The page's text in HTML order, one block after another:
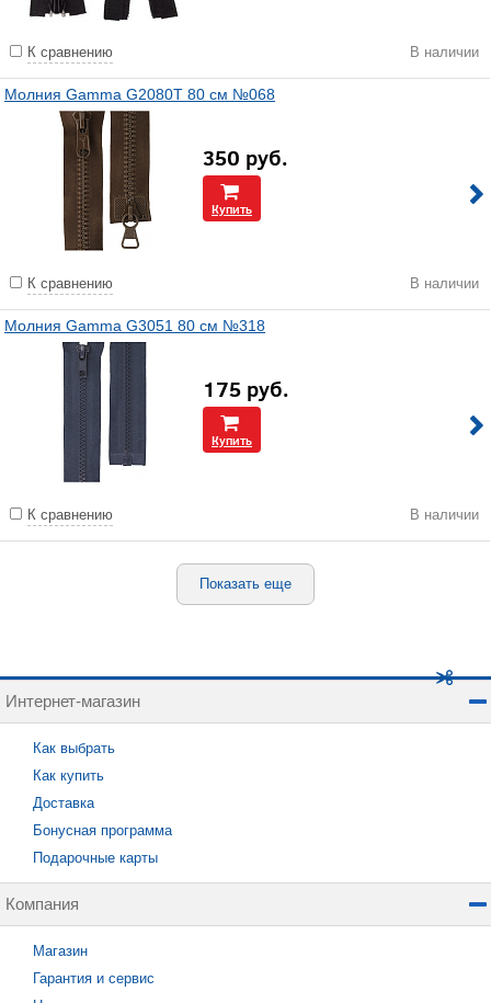
К сравнению В наличии
Молния Gamma G2080T 80 см №068
350 руб.
Купить
К сравнению В наличии
Молния Gamma G3051 80 см №318
175 руб.
Купить
К сравнению В наличии
Показать еще
Интернет-магазин
Как выбрать
Как купить
Доставка
Бонусная программа
Подарочные карты
Компания
Магазин
Гарантия и сервис